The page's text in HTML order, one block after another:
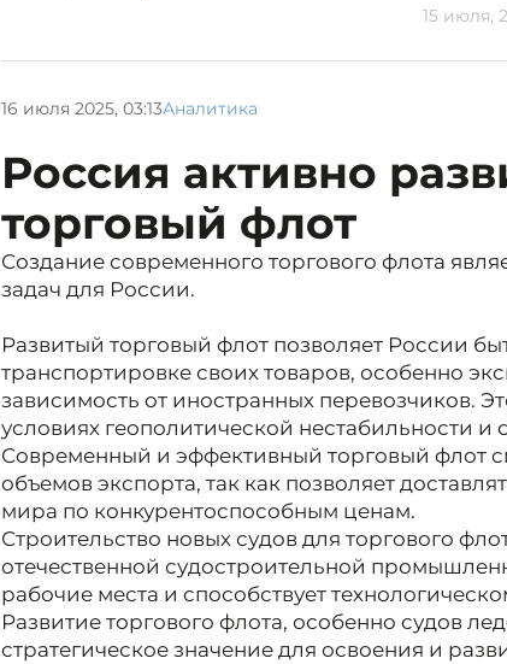
15 июля,
16 июля 2025, 03:13Аналитика
Россия активно
торговый флот
Создание современного торгового флота
задач для России.
Развитый торговый флот позволяет России
транспортировке своих товаров, особенно
зависимость от иностранных перевозчиков.
условиях геополитической нестабильности и
Современный и эффективный торговый флот
объемов экспорта, так как позволяет
мира по конкурентоспособным ценам.
Строительство новых судов для торгового
отечественной судостроительной
рабочие места и способствует
Развитие торгового флота, особенно судов
стратегическое значение для освоения и